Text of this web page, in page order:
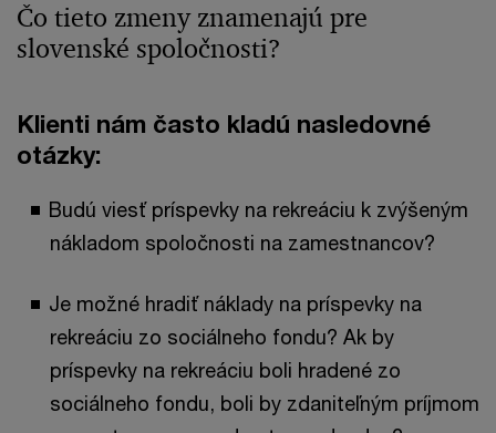
Čo tieto zmeny znamenajú pre
slovenské spoločnosti?
Klienti nám často kladú nasledovné
otázky:
Budú viesť príspevky na rekreáciu k zvýšeným
nákladom spoločnosti na zamestnancov?
Je možné hradiť náklady na príspevky na
rekreáciu zo sociálneho fondu? Ak by
príspevky na rekreáciu boli hradené zo
sociálneho fondu, boli by zdaniteľným príjmom